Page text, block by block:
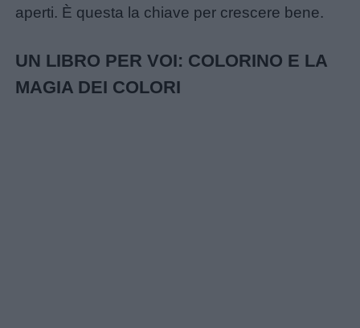
aperti. È questa la chiave per crescere bene.
UN LIBRO PER VOI: COLORINO E LA
MAGIA DEI COLORI